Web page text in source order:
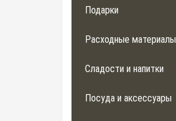
Подарки
Расходные материалы
Сладости и напитки
Посуда и аксессуары